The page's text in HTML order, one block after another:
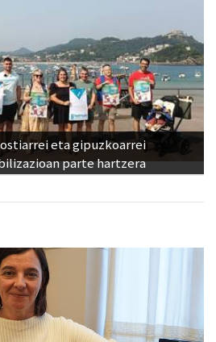
eta gipuzkoarrei
parte hartzera